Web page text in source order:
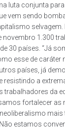
luta conjunta
vem sendo
novembro 1.300
30 países. “Já
esse de caráter
países, já
resistindo a
trabalhadores da
fortalecer as
estamos